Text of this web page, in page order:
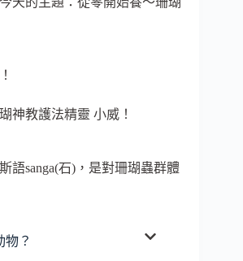
神教護法精靈 小威！
語sanga(石)，是對珊瑚蟲群體
物？